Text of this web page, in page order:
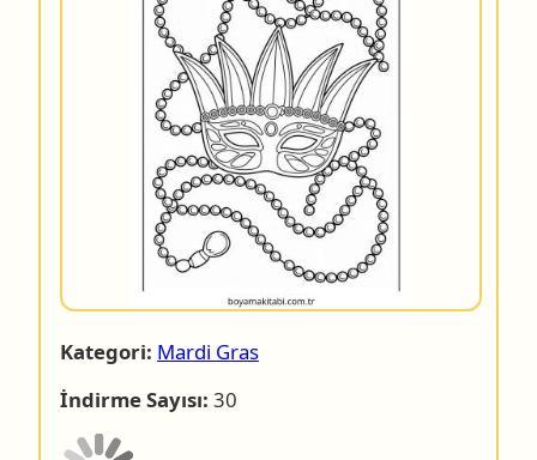
Kategori: Mardi Gras
İndirme Sayısı: 30